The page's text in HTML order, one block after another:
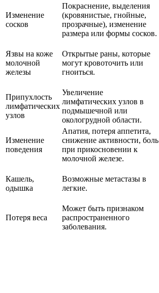
Изменение
сосков
Покраснение, выделения
(кровянистые, гнойные,
прозрачные), изменение
размера или формы сосков.
Язвы на коже
молочной
железы
Открытые раны, которые
могут кровоточить или
гноиться.
Припухлость
лимфатических
узлов
Увеличение
лимфатических узлов в
подмышечной или
окологрудной области.
Изменение
поведения
Апатия, потеря аппетита,
снижение активности, боль
при прикосновении к
молочной железе.
Кашель,
одышка
Возможные метастазы в
легкие.
Потеря веса
Может быть признаком
распространенного
заболевания.